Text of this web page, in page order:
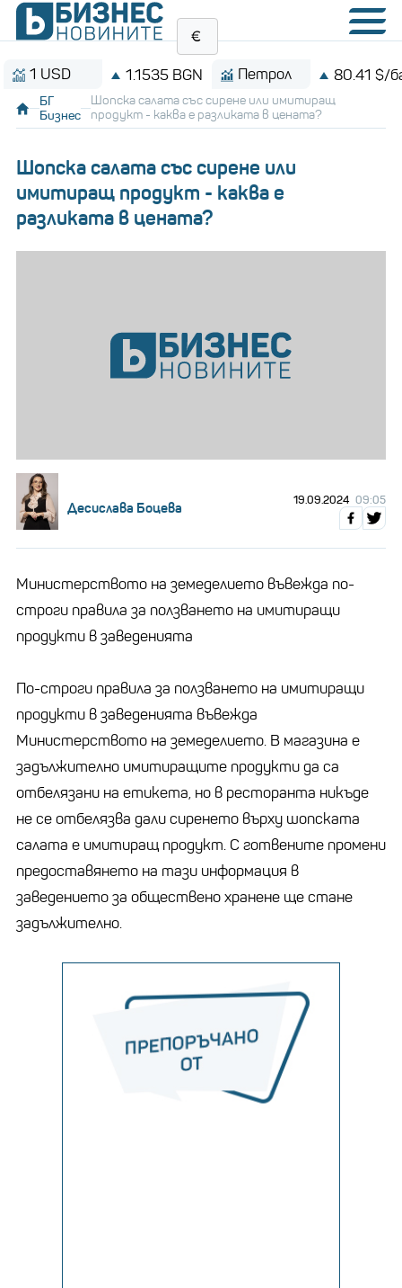
1.1535 BGN Петрол 80.41 $/барел
БГ
Бизнес
Шопска салата със сирене или имитиращ
продукт - каква е разликата в цената?
Шопска салата със сирене или
имитиращ продукт - каква е
разликата в цената?
Десислава Боцева 19.09.2024 09:05
Министерството на земеделието въвежда по-
строги правила за ползването на имитиращи
продукти в заведенията
По-строги правила за ползването на имитиращи
продукти в заведенията въвежда
Министерството на земеделието. В магазина е
задължително имитиращите продукти да са
отбелязани на етикета, но в ресторанта никъде
не се отбелязва дали сиренето върху шопската
салата е имитиращ продукт. С готвените промени
предоставянето на тази информация в
заведението за обществено хранене ще стане
задължително.